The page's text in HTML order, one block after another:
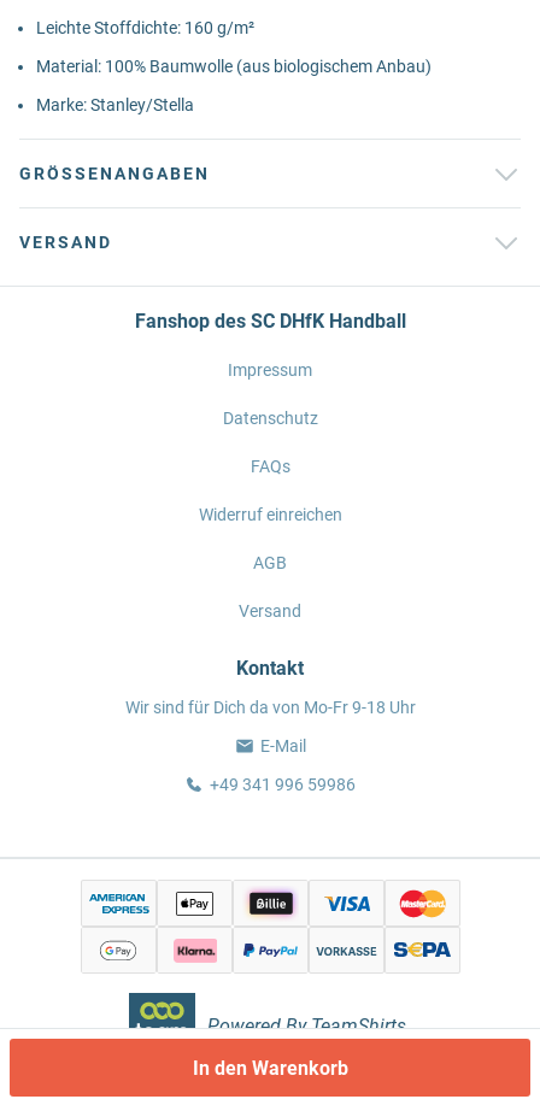
Leichte Stoffdichte: 160 g/m²
Material: 100% Baumwolle (aus biologischem Anbau)
Marke: Stanley/Stella
GRÖSSENANGABEN
VERSAND
In den Warenkorb
Fanshop des SC DHfK Handball
Impressum
Datenschutz
FAQs
Widerruf einreichen
AGB
Versand
Kontakt
Wir sind für Dich da von Mo-Fr 9-18 Uhr
E-Mail
+49 341 996 59986
Powered By TeamShirts.